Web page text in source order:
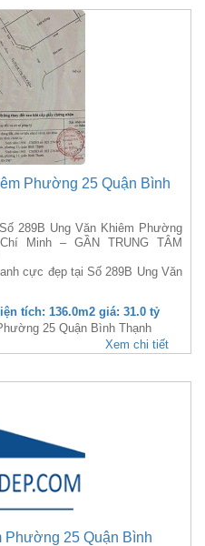
Phường 25 Quận Bình
289B Ung Văn Khiêm Phường
Minh – GẦN TRUNG TÂM
cực đẹp tại Số 289B Ung Văn
tích: 136.0m2 giá: 31.0 tỷ
25 Quận Bình Thạnh
Xem chi tiết
Phường 25 Quận Bình